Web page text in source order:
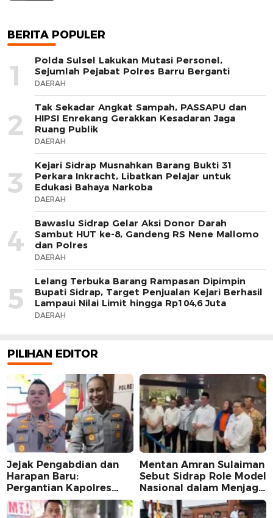
BERITA POPULER
1
Polda Sulsel Lakukan Mutasi Personel,
Sejumlah Pejabat Polres Barru Berganti
DAERAH
2
Tak Sekadar Angkat Sampah, PASSAPU dan
HIPSI Enrekang Gerakkan Kesadaran Jaga
Ruang Publik
DAERAH
3
Kejari Sidrap Musnahkan Barang Bukti 31
Perkara Inkracht, Libatkan Pelajar untuk
Edukasi Bahaya Narkoba
DAERAH
4
Bawaslu Sidrap Gelar Aksi Donor Darah
Sambut HUT ke-8, Gandeng RS Nene Mallomo
dan Polres
DAERAH
5
Lelang Terbuka Barang Rampasan Dipimpin
Bupati Sidrap, Target Penjualan Kejari Berhasil
Lampaui Nilai Limit hingga Rp104,6 Juta
DAERAH
PILIHAN EDITOR
Jejak Pengabdian dan
Harapan Baru:
Pergantian Kapolres
Sidrap dalam Perspektif
Karier Dua Perwira
Mentan Amran Sulaiman
Sebut Sidrap Role Model
Nasional dalam Menjaga
Stabilitas Harga Telur